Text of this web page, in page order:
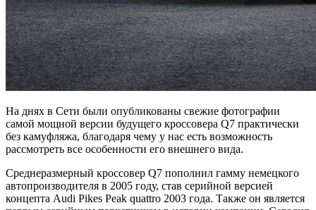
На днях в Сети были опубликованы свежие фотографии
самой мощной версии будущего кроссовера Q7 практически
без камуфляжа, благодаря чему у нас есть возможность
рассмотреть все особенности его внешнего вида.
Среднеразмерный кроссовер Q7 пополнил гамму немецкого
автопроизводителя в 2005 году, став серийной версией
концепта Audi Pikes Peak quattro 2003 года. Также он является